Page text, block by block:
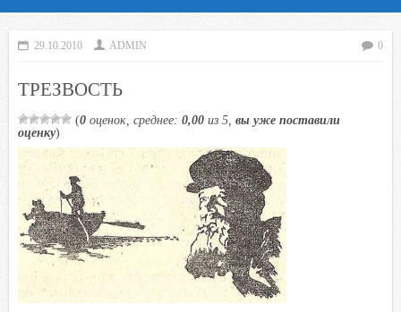
29.10.2010 ADMIN 0
ТРЕЗВОСТЬ
(0 оценок, среднее: 0,00 из 5, вы уже поставили
оценку)